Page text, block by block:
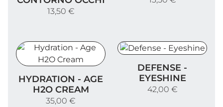
13,50 €
HYDRATION - AGE
H2O CREAM
35,00 €
DEFENSE -
EYESHINE
42,00 €